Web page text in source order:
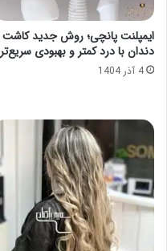
ایمپلنت پانچی؛ روش جدید کاشت
دندان با درد کمتر و بهبودی سریع‌تر
4 آذر 1404